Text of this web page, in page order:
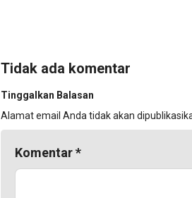
Tidak ada komentar
Tinggalkan Balasan
Alamat email Anda tidak akan
Komentar*